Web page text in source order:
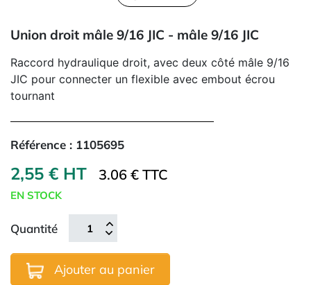
Union droit mâle 9/16 JIC - mâle 9/16 JIC
Raccord hydraulique droit, avec deux côté mâle 9/16
JIC pour connecter un flexible avec embout écrou
tournant
Référence : 1105695
2,55 € HT 3.06 € TTC
EN STOCK
Quantité
Ajouter au panier